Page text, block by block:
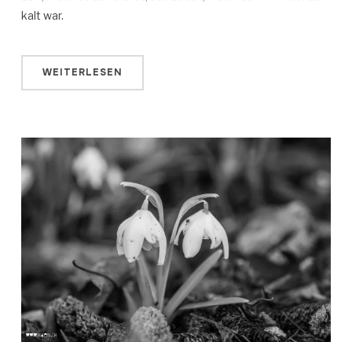
kalt war.
WEITERLESEN